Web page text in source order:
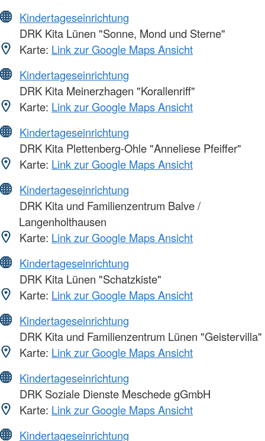
Kindertageseinrichtung
DRK Kita Lünen "Sonne, Mond und Sterne"
Karte: Link zur Google Maps Ansicht
Kindertageseinrichtung
DRK Kita Meinerzhagen "Korallenriff"
Karte: Link zur Google Maps Ansicht
Kindertageseinrichtung
DRK Kita Plettenberg-Ohle "Anneliese Pfeiffer"
Karte: Link zur Google Maps Ansicht
Kindertageseinrichtung
DRK Kita und Familienzentrum Balve /
Langenholthausen
Karte: Link zur Google Maps Ansicht
Kindertageseinrichtung
DRK Kita Lünen "Schatzkiste"
Karte: Link zur Google Maps Ansicht
Kindertageseinrichtung
DRK Kita und Familienzentrum Lünen "Geistervilla"
Karte: Link zur Google Maps Ansicht
Kindertageseinrichtung
DRK Soziale Dienste Meschede gGmbH
Karte: Link zur Google Maps Ansicht
Kindertageseinrichtung